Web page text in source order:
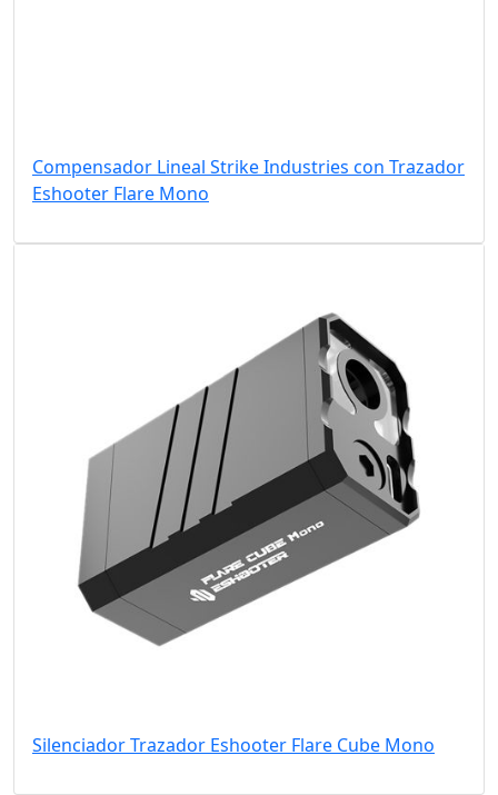
Compensador Lineal Strike Industries con Trazador
Eshooter Flare Mono
Silenciador Trazador Eshooter Flare Cube Mono